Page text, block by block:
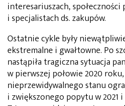
interesariuszach,
i specjalistach ds. zakupów.
Ostatnie cykle były
ekstremalne i gwałtowne. Po
nastąpiła tragiczna sytuacja
w pierwszej połowie 2020
nieprzewidywalnego stanu
i zwiększonego popytu w 2021 i